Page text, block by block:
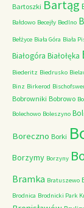
Bartoszki Bartąg
Bałdowo Becejły Bedlno
Bełżyce Biała Góra Biała
Białogóra Białołęka
Biederitz Biedrusko
Binz Birkerod
Bobrowniki Bobrowo
Bolechowo Boleszyno
Boreczno Borki
Borzymy Borzyny
Bramka Bratuszewo
Brodnica Brodnicki Park